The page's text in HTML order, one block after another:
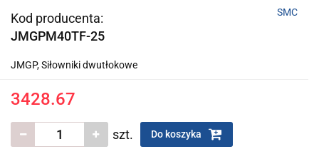
Kod producenta:
JMGPM40TF-25
SMC
JMGP, Siłowniki dwutłokowe
3428.67
szt. Do koszyka